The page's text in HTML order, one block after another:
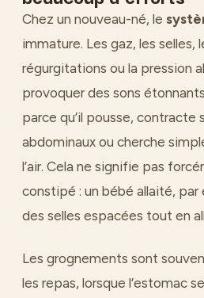
Chez un nouveau-né, le
immature. Les gaz, les selles,
régurgitations ou la pression
provoquer des sons
parce qu’il pousse, contracte
abdominaux ou cherche
l’air. Cela ne signifie pas
constipé : un bébé allaité,
des selles espacées tout en
Les grognements sont
les repas, lorsque l’estomac